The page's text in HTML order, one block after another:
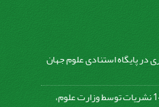
در پایگاه استنادی علوم جهان
کسب رتبه الف در ارزیابی 1403 نشریات توسط وزارت علوم،